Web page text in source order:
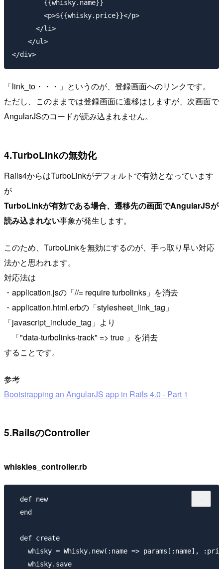
        {{whisky.name}}
        <p>${{whisky.price}}</p>
      </li>
    </ul>
「link_to・・・」というのが、登録画面へのリンクです。
ただし、このままでは登録画面に遷移はしますが、次画面で
AngularJSのコードが読み込まれません。
4.TurboLinkの無効化
Rails4からはTurboLinkがデフォルトで有効となっています
が
TurboLinkが有効である場合、遷移先の画面でAngularJSが
読み込まれない事象が発生します。
このため、TurboLinkを無効にするのが、手っ取り早い対応
法かと思われます。
対応法は
・application.jsの「//= require turbolinks」を消去
・application.html.erbの「stylesheet_link_tag」
「javascript_include_tag」より
「"data-turbolinks-track" => true 」を消去
することです。
参考
Bootstrapping an AngularJS app in Rails 4.0 - Part 1
5.RailsのController
whiskies_controller.rb
  def new
  end
  def create
whisky = Whisky.new(:name => params[:name],
    whisky.save